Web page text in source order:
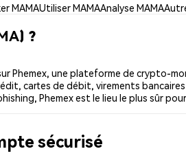
MAMAUtiliser MAMAAnalyse MAMA
?
Phemex, une plateforme de crypto-
cartes de débit, virements
Phemex est le lieu le plus sûr
sécurisé